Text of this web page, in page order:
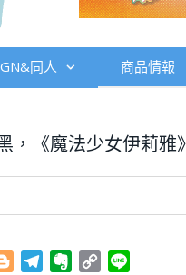
同人 商品情報
，《魔法少女伊莉
BloggerTelegramEvernote
Copy